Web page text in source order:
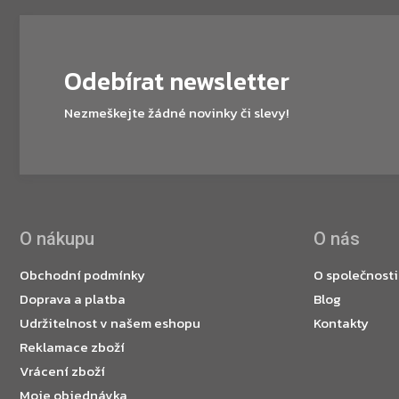
Odebírat newsletter
Nezmeškejte žádné novinky či slevy!
O nákupu
Obchodní podmínky
Doprava a platba
Udržitelnost v našem eshopu
Reklamace zboží
Vrácení zboží
O nás
O společnosti
Blog
Kontakty